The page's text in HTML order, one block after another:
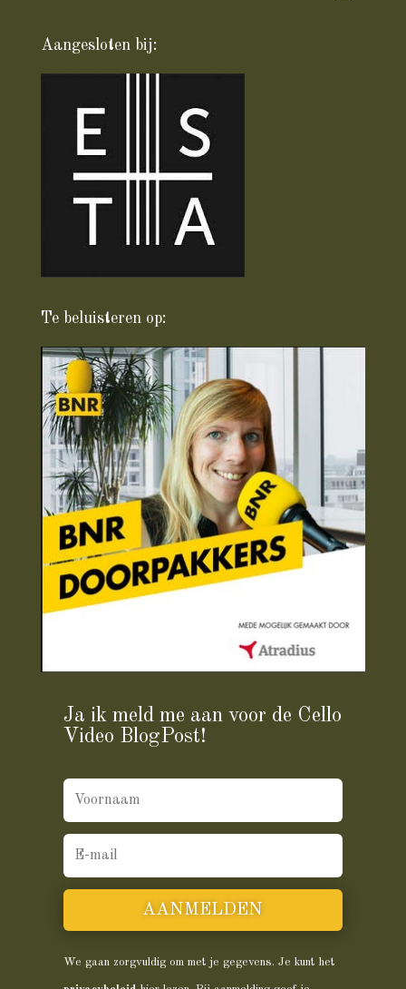
Aangesloten bij:
Te beluisteren op:
Ja ik meld me aan voor de Cello
Video BlogPost!
AANMELDEN
We gaan zorgvuldig om met je gegevens. Je kunt het